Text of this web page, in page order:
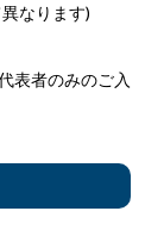
なります)
表者のみのご入